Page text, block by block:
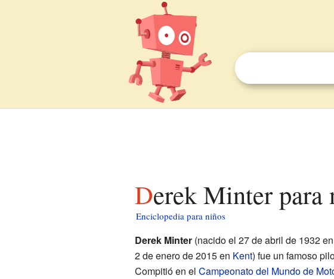
Derek Minter para
Enciclopedia para niños
Derek Minter(nacido el 27 de abril de 1932
2 de enero de 2015 en Kent) fue un famoso
Compitió en el Campeonato del Mundo de